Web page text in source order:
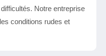
Notre entreprise
conditions rudes et